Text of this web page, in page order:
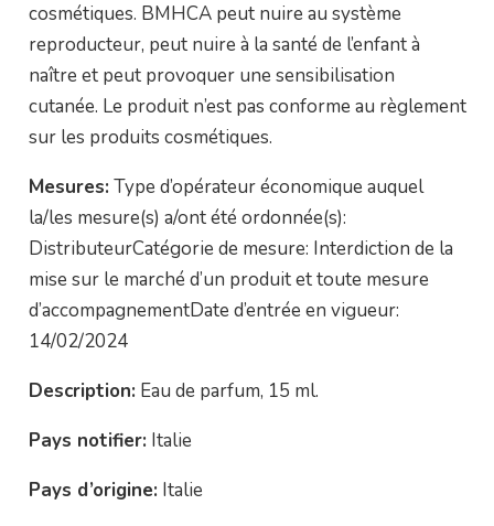
cosmétiques. BMHCA peut nuire au système
reproducteur, peut nuire à la santé de l’enfant à
naître et peut provoquer une sensibilisation
cutanée. Le produit n’est pas conforme au règlement
sur les produits cosmétiques.
Mesures: Type d’opérateur économique auquel
la/les mesure(s) a/ont été ordonnée(s):
DistributeurCatégorie de mesure: Interdiction de la
mise sur le marché d’un produit et toute mesure
d’accompagnementDate d’entrée en vigueur:
14/02/2024
Description: Eau de parfum, 15 ml.
Pays notifier: Italie
Pays d’origine: Italie